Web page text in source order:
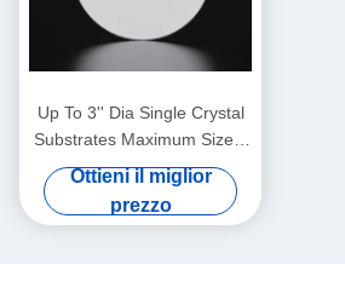
Up To 3'' Dia Single Crystal
Substrates Maximum Size 4
Inch Diameter Thickness 0.5
Ottieni il miglior
prezzo